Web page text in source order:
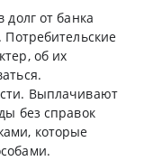
от банка
об их
Выплачивают
без справок
которые